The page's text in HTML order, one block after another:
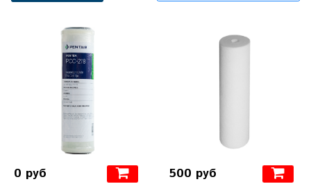
0 руб 500 руб